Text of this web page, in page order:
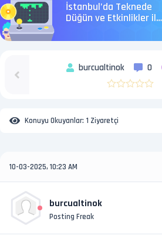
İstanbul’da Teknede
Düğün ve Etkinlikler ile
burcualtinok 0
Konuyu Okuyanlar: 1 Ziyaretçi
10-03-2025, 10:23 AM
burcualtinok
Posting Freak